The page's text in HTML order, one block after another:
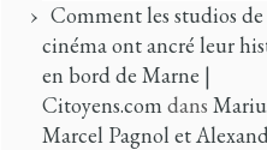
Comment les studios de
cinéma ont ancré leur
en bord de Marne |
Citoyens.comdans
Marcel Pagnol et